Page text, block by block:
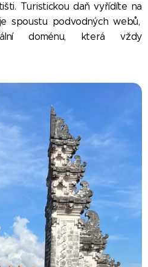
Turistickou daň vyřídíte na
spoustu podvodných webů,
doménu, která vždy